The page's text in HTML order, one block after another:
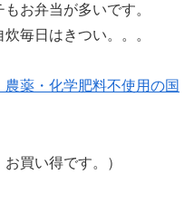
お弁当が多いです。
毎日はきつい。。。
農薬・化学肥料不使用の国
買い得です。）